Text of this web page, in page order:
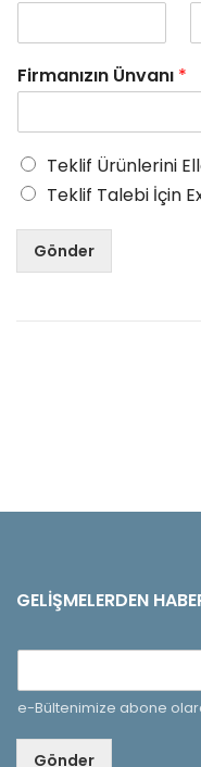
Firmanızın Ünvanı *
Teklif Ürünlerini
Teklif Talebi İçin
Gönder
GELIŞMELERDEN
e-Bültenimize abone
Gönder